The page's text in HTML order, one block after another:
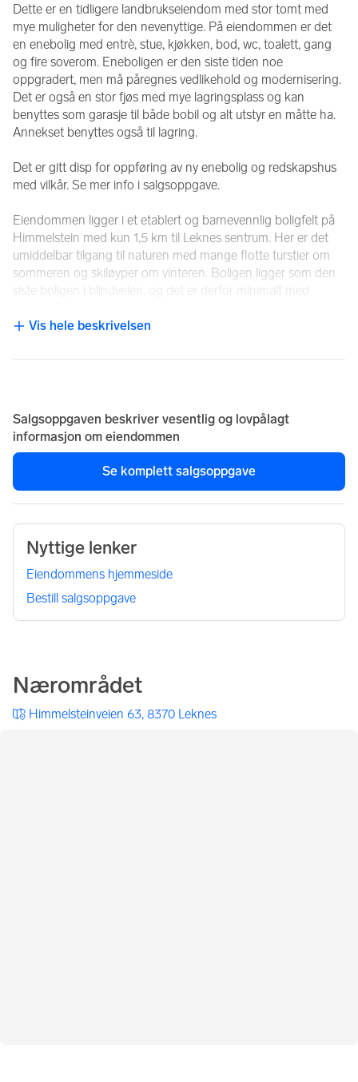
Dette er en tidligere landbrukseiendom med stor tomt med
mye muligheter for den nevenyttige. På eiendommen er det
en enebolig med entrè, stue, kjøkken, bod, wc, toalett, gang
og fire soverom. Eneboligen er den siste tiden noe
oppgradert, men må påregnes vedlikehold og modernisering.
Det er også en stor fjøs med mye lagringsplass og kan
benyttes som garasje til både bobil og alt utstyr en måtte ha.
Annekset benyttes også til lagring.
Det er gitt disp for oppføring av ny enebolig og redskapshus
med vilkår. Se mer info i salgsoppgave.
Eiendommen ligger i et etablert og barnevennlig boligfelt på
Himmelstein med kun 1,5 km til Leknes sentrum. Her er det
umiddelbar tilgang til naturen med mange flotte turstier om
sommeren og skiløyper om vinteren. Boligen ligger som den
siste boligen i blindveien, og det er derfor minimalt med
naturen rundt.
Vis hele beskrivelsen
NB: Knappen for å vise hele beskrivelsen har kun en visuell
Salgsoppgaven beskriver vesentlig og lovpålagt
informasjon om eiendommen
Se komplett salgsoppgave
Nyttige lenker
Eiendommens hjemmeside
Bestill salgsoppgave
Nærområdet
Himmelsteinveien 63, 8370 Leknes